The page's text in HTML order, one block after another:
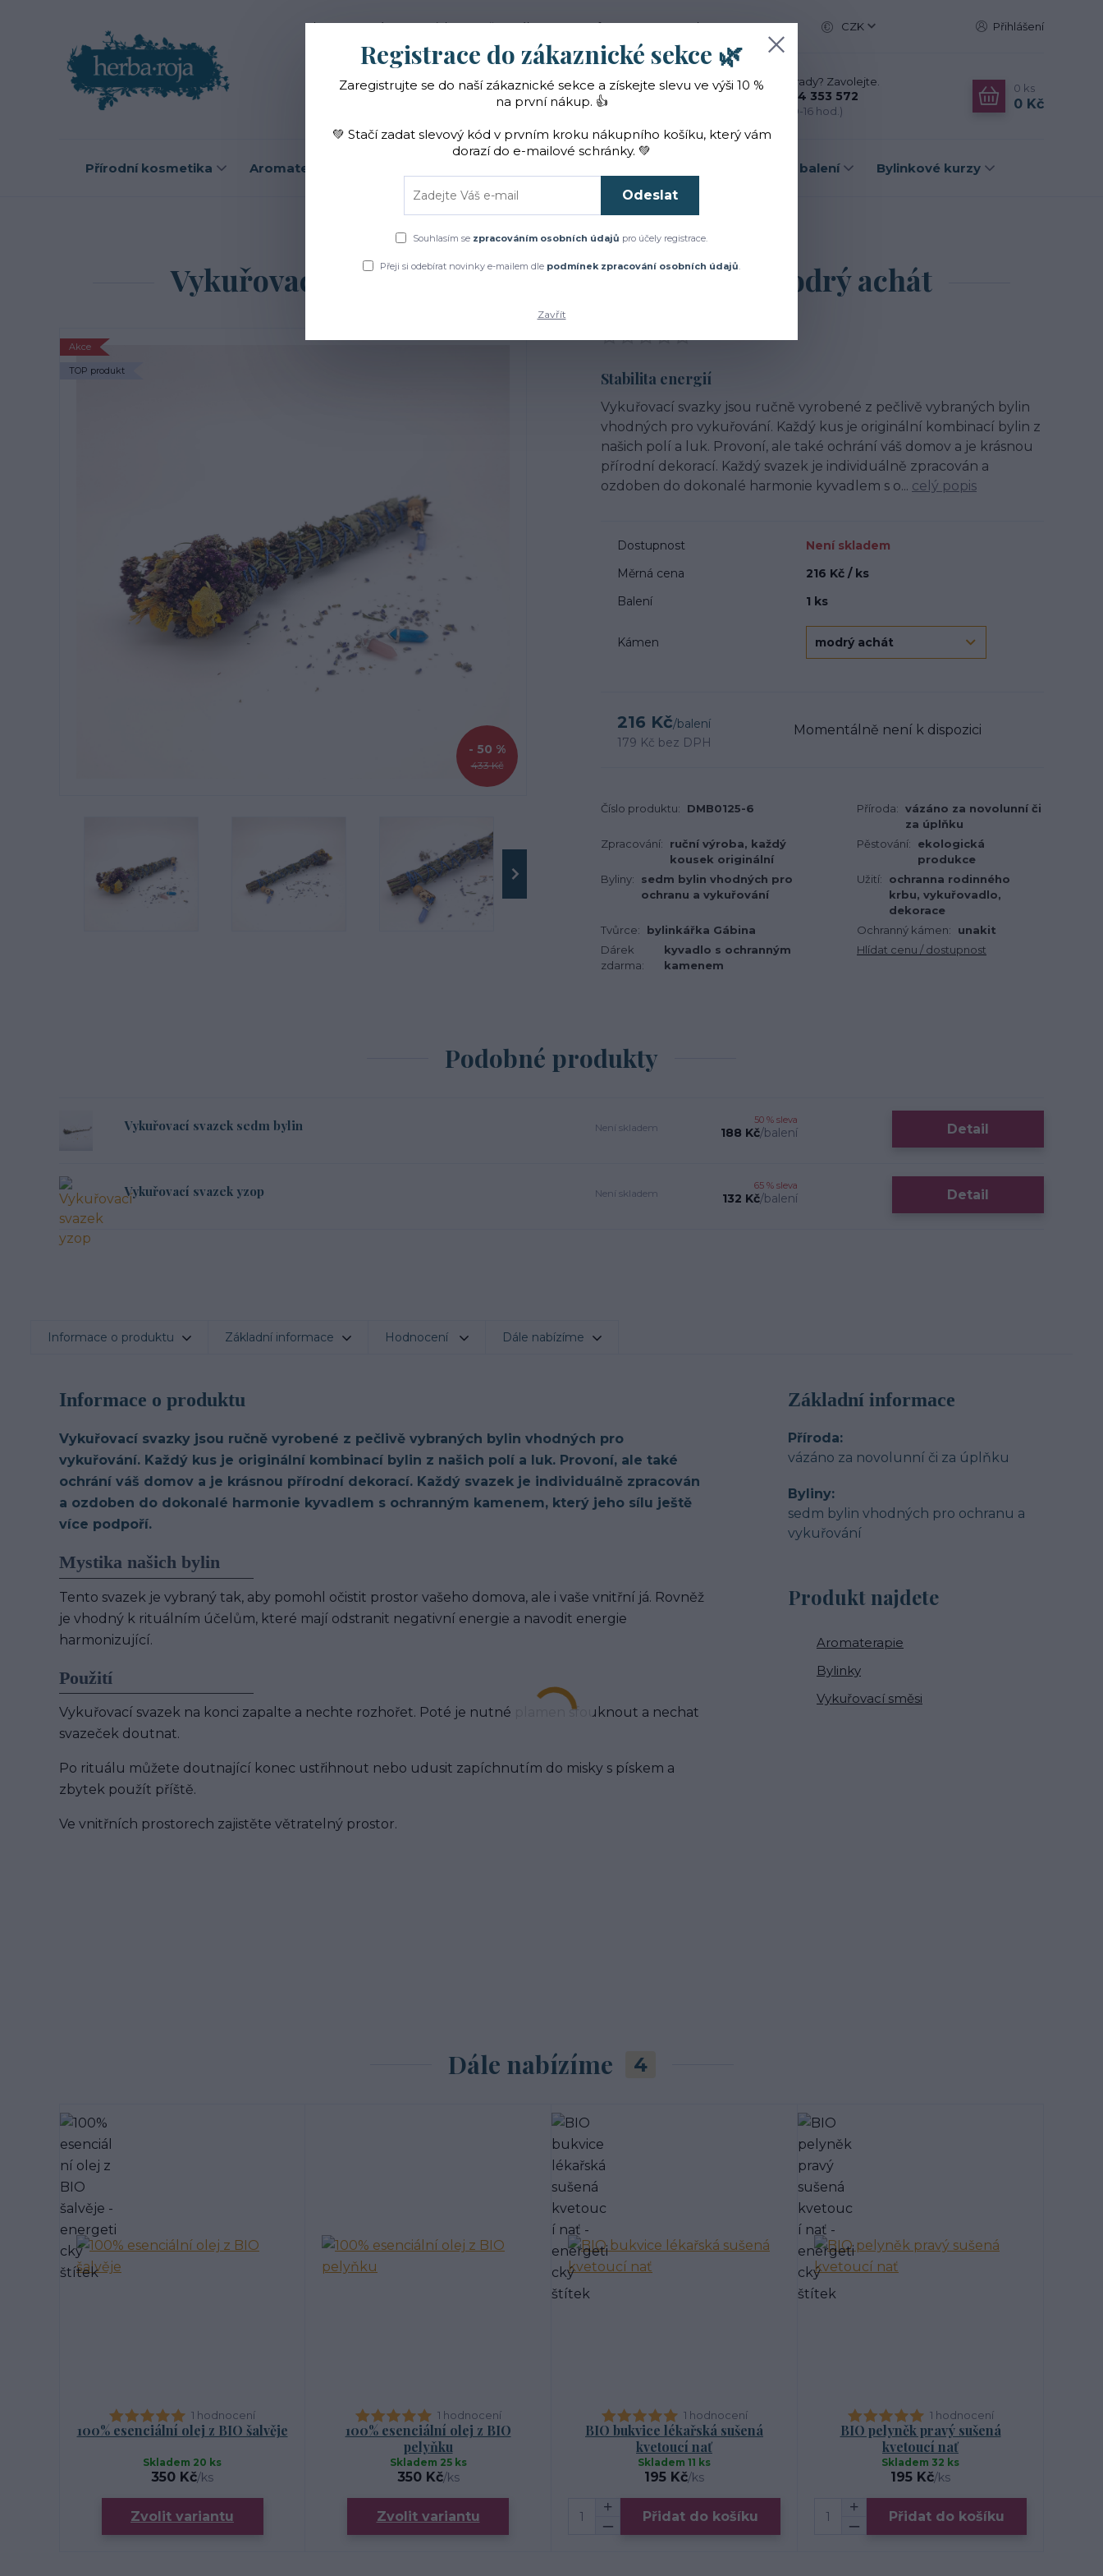
Blog O nás Novinky Vše o nákupu Reference Kontakt CZK Přihlášení
Hledat
Nevíte si rady? Zavolejte.
+420 774 353 572
(Po-Pá, 10-16 hod.)
0 ks
0 Kč
Přírodní kosmetika Aromaterapie Dárková balení Bylinkové kurzy
Bylinky Vykuřovací směsi Vykuřovací svazek sedm bylin s kyvadlem - modrý achát
Vykuřovací svazek sedm bylin s kyvadlem - modrý achát
Akce
TOP produkt
433 Kč
- 50 %
Stabilita energií
Vykuřovací svazky jsou ručně vyrobené z pečlivě vybraných bylin
vhodných pro vykuřování. Každý kus je originální kombinací bylin z
našich polí a luk. Provoní, ale také ochrání váš domov a je krásnou
přírodní dekorací. Každý svazek je individuálně zpracován a
ozdoben do dokonalé harmonie kyvadlem s o... celý popis
Dostupnost
Není skladem
Měrná cena
216 Kč / ks
Balení
1 ks
Kámen
216 Kč/balení
179 Kč bez DPH
Momentálně není k dispozici
Číslo produktu: DMB0125-6 Příroda: vázáno za novolunní či
za úplňku
Zpracování:
ruční výroba, každý
kousek originální
Pěstování:
ekologická
produkce
Byliny:
sedm bylin vhodných pro
ochranu a vykuřování
Užití:
ochranna rodinného
krbu, vykuřovadlo,
dekorace
Tvůrce:
bylinkářka Gábina Ochranný kámen:
unakit
Dárek
zdarma:
kyvadlo s ochranným
kamenem
Hlídat cenu / dostupnost
Podobné produkty
Vykuřovací svazek sedm bylin 50 % sleva
188 Kč/balení
Není skladem Detail
Vykuřovací svazek yzop 65 % sleva
132 Kč/balení
Není skladem Detail
Informace o produktu Základní informace Hodnocení Dále nabízíme
Informace o produktu
Vykuřovací svazky jsou ručně vyrobené z pečlivě vybraných bylin vhodných pro
vykuřování. Každý kus je originální kombinací bylin z našich polí a luk. Provoní, ale také
ochrání váš domov a je krásnou přírodní dekorací. Každý svazek je individuálně zpracován
a ozdoben do dokonalé harmonie kyvadlem s ochranným kamenem, který jeho sílu ještě
více podpoří.
Mystika našich bylin
Tento svazek je vybraný tak, aby pomohl očistit prostor vašeho domova, ale i vaše vnitřní já. Rovněž
je vhodný k rituálním účelům, které mají odstranit negativní energie a navodit energie
harmonizující.
Použití
Vykuřovací svazek na konci zapalte a nechte rozhořet. Poté je nutné plamen sfouknout a nechat
svazeček doutnat.
Po rituálu můžete doutnající konec ustřihnout nebo udusit zapíchnutím do misky s pískem a
zbytek použít příště.
Ve vnitřních prostorech zajistěte větratelný prostor.
Základní informace
Příroda
vázáno za novolunní či za úplňku
Byliny
sedm bylin vhodných pro ochranu a
vykuřování
Produkt najdete
Aromaterapie
Bylinky
Vykuřovací směsi
Dále nabízíme 4
1 hodnocení
100% esenciální olej z BIO šalvěje
350 Kč/ks
Skladem 20 ks
Zvolit variantu
1 hodnocení
100% esenciální olej z BIO
pelyňku
350 Kč/ks
Skladem 25 ks
Zvolit variantu
1 hodnocení
BIO bukvice lékařská sušená
kvetoucí nať
195 Kč/ks
Skladem 11 ks
Přidat do košíku
1 hodnocení
BIO pelyněk pravý sušená
kvetoucí nať
195 Kč/ks
Skladem 32 ks
Přidat do košíku
Registrace do zákaznické sekce 🌿
Zaregistrujte se do naší zákaznické sekce a získejte slevu ve výši 10 %
na první nákup. 👍
💚 Stačí zadat slevový kód v prvním kroku nákupního košíku, který vám
dorazí do e-mailové schránky. 💚
Odeslat
Souhlasím se zpracováním osobních údajů pro účely registrace.
Přeji si odebírat novinky e-mailem dle podmínek zpracování osobních údajů.
Zavřít